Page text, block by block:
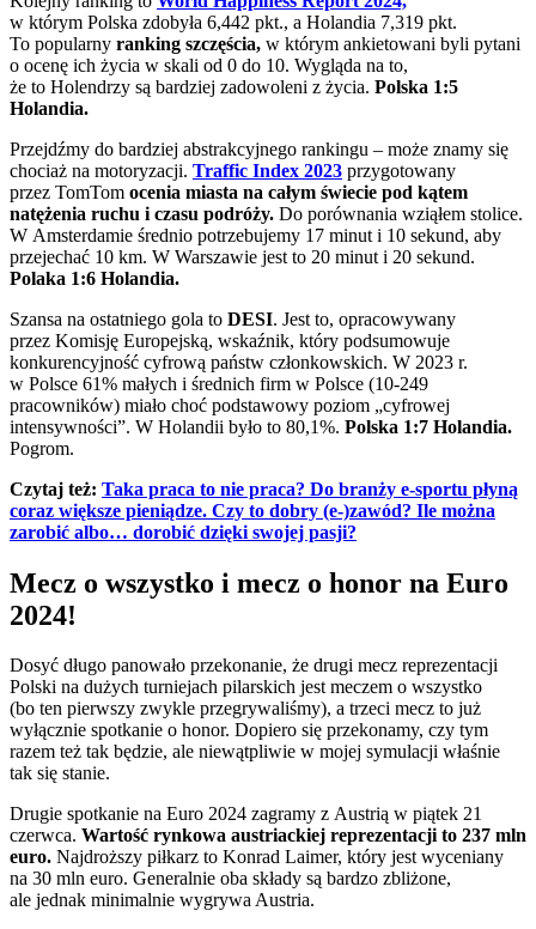
w którym Polska zdobyła 6,442 pkt., a Holandia 7,319 pkt.
To popularny ranking szczęścia, w którym ankietowani byli pytani
o ocenę ich życia w skali od 0 do 10. Wygląda na to,
że to Holendrzy są bardziej zadowoleni z życia. Polska 1:5
Holandia.
Przejdźmy do bardziej abstrakcyjnego rankingu – może znamy się
chociaż na motoryzacji. Traffic Index 2023 przygotowany
przez TomTom ocenia miasta na całym świecie pod kątem
natężenia ruchu i czasu podróży. Do porównania wziąłem stolice.
W Amsterdamie średnio potrzebujemy 17 minut i 10 sekund, aby
przejechać 10 km. W Warszawie jest to 20 minut i 20 sekund.
Polaka 1:6 Holandia.
Szansa na ostatniego gola to DESI. Jest to, opracowywany
przez Komisję Europejską, wskaźnik, który podsumowuje
konkurencyjność cyfrową państw członkowskich. W 2023 r.
w Polsce 61% małych i średnich firm w Polsce (10-249
pracowników) miało choć podstawowy poziom „cyfrowej
intensywności”. W Holandii było to 80,1%. Polska 1:7 Holandia.
Pogrom.
Czytaj też: Taka praca to nie praca? Do branży e-sportu płyną
coraz większe pieniądze. Czy to dobry (e-)zawód? Ile można
zarobić albo… dorobić dzięki swojej pasji?
Mecz o wszystko i mecz o honor na Euro
2024!
Dosyć długo panowało przekonanie, że drugi mecz reprezentacji
Polski na dużych turniejach pilarskich jest meczem o wszystko
(bo ten pierwszy zwykle przegrywaliśmy), a trzeci mecz to już
wyłącznie spotkanie o honor. Dopiero się przekonamy, czy tym
razem też tak będzie, ale niewątpliwie w mojej symulacji właśnie
tak się stanie.
Drugie spotkanie na Euro 2024 zagramy z Austrią w piątek 21
czerwca. Wartość rynkowa austriackiej reprezentacji to 237 mln
euro. Najdroższy piłkarz to Konrad Laimer, który jest wyceniany
na 30 mln euro. Generalnie oba składy są bardzo zbliżone,
ale jednak minimalnie wygrywa Austria.